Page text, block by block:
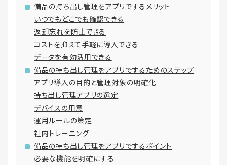
備品の持ち出し管理をアプリでするメリット
いつでもどこでも確認できる
返却忘れを防止できる
コストを抑えて手軽に導入できる
データを有効活用できる
備品の持ち出し管理をアプリでするためのステップ
アプリ導入の目的と管理対象の明確化
持ち出し管理アプリの選定
デバイスの用意
運用ルールの策定
社内トレーニング
備品の持ち出し管理をアプリでするポイント
必要な機能を明確にする